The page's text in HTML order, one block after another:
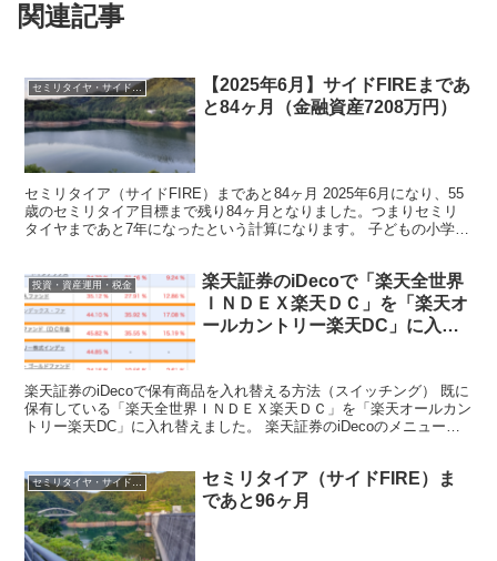
関連記事
セミリタイヤ・サイドFIRE
【2025年6月】サイドFIREまであ
と84ヶ月（金融資産7208万円）
セミリタイア（サイドFIRE）まであと84ヶ月 2025年6月になり、55
歳のセミリタイア目標まで残り84ヶ月となりました。つまりセミリ
タイヤまであと7年になったという計算になります。 子どもの小学校
投資・資産運用・税金
楽天証券のiDecoで「楽天全世界
ＩＮＤＥＸ楽天ＤＣ」を「楽天オ
ールカントリー楽天DC」に入れ
楽天証券のiDecoで保有商品を入れ替える方法（スイッチング） 既に
保有している「楽天全世界ＩＮＤＥＸ楽天ＤＣ」を「楽天オールカン
トリー楽天DC」に入れ替えました。 楽天証券のiDecoのメニューか
セミリタイヤ・サイドFIRE
セミリタイア（サイドFIRE）ま
であと96ヶ月